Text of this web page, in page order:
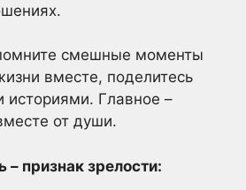
смешные моменты
вместе, поделитесь
историями. Главное –
от души.
– признак зрелости: